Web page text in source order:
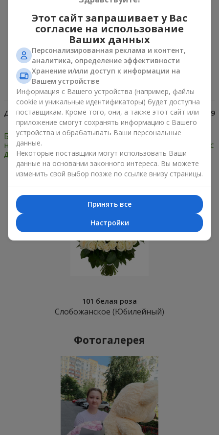
технологиям и всемирной паутине доставка
цветов по Европе стала доступной для
каждого, кто желает передать «привет»
далеко за пределы родины.Доставка цветов
сделала сервис еще доступнее.
Круглосуточный график работы службы
доставки цветов Flowers.ua позволяет
заказыватьсамые свежие букеты в любое
время дня и ночи!
Дата: 11.03.2015 Просмотров: 439679
Букет невесты из роз:
неповторимый образ
для свадьбы
Доставка цветов в
Германии: идем в ногу с
Европой!
Только что доставили
101 белая роза
Слобожанское (Юбилейный)
Фотогалерея
Этот сайт запрашивает у Вас
согласие на использование
Ваших данных
Персонализированная реклама и контент,
аналитика, определение эффективности
Хранение и/или доступ к информации на
Вашем устройстве
Информация с Вашего устройства (например, файлы
cookie и уникальные идентификаторы) будет доступна
поставщикам. Кроме того, они, а также этот сайт или
приложение смогут сохранять информацию с Вашего
устройства и обрабатывать Ваши персональные
данные.
Некоторые поставщики могут использовать Ваши
данные на основании законного интереса. Вы можете
изменить свой выбор позже по ссылке внизу страницы.
Принять все
Настройки